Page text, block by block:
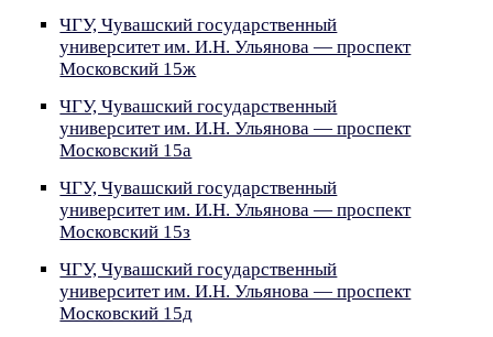
ЧГУ, Чувашский государственный
университет им. И.Н. Ульянова — проспект
Московский 15ж
ЧГУ, Чувашский государственный
университет им. И.Н. Ульянова — проспект
Московский 15а
ЧГУ, Чувашский государственный
университет им. И.Н. Ульянова — проспект
Московский 15з
ЧГУ, Чувашский государственный
университет им. И.Н. Ульянова — проспект
Московский 15д